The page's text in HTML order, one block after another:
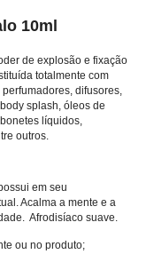
10ml
de explosão e fixação
totalmente com
difusores,
splash, óleos de
líquidos,
outros.
em seu
Acalma a mente e a
Afrodisíaco suave.
ou no produto;